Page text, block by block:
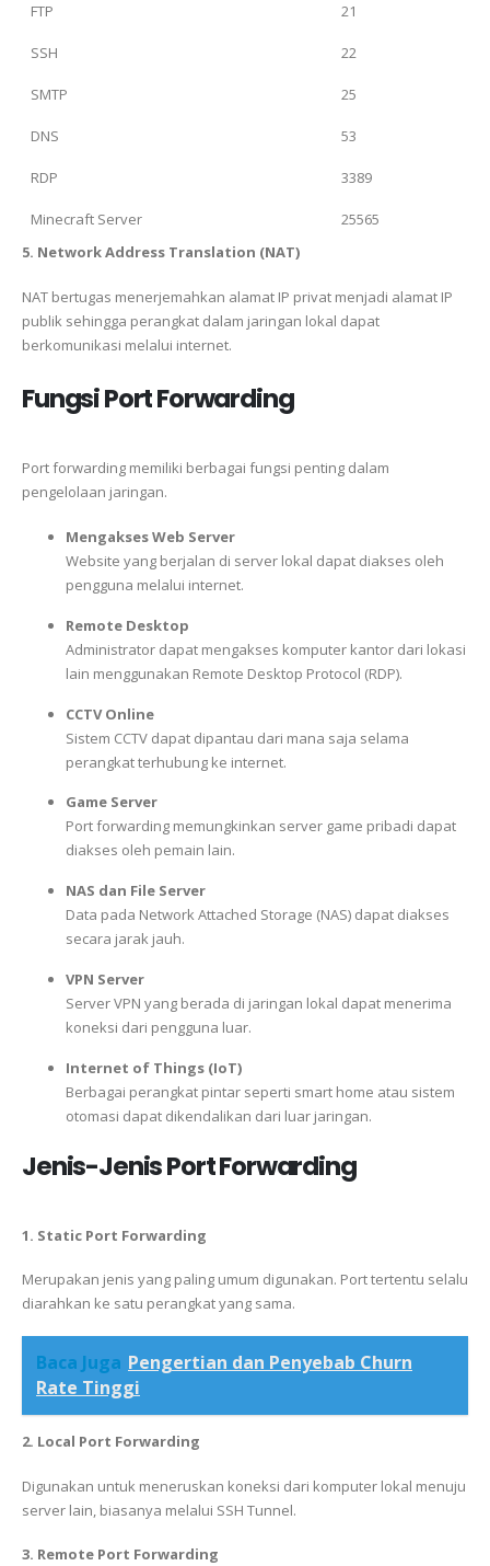
FTP 21
SSH 22
SMTP 25
DNS 53
RDP 3389
Minecraft Server
25565
5. Network Address Translation (NAT)
NAT bertugas menerjemahkan alamat IP privat menjadi alamat IP
publik sehingga perangkat dalam jaringan lokal dapat
berkomunikasi melalui internet.
Fungsi Port Forwarding
Port forwarding memiliki berbagai fungsi penting dalam
pengelolaan jaringan.
Mengakses Web Server
Website yang berjalan di server lokal dapat diakses oleh
pengguna melalui internet.
Remote Desktop
Administrator dapat mengakses komputer kantor dari lokasi
lain menggunakan Remote Desktop Protocol (RDP).
CCTV Online
Sistem CCTV dapat dipantau dari mana saja selama
perangkat terhubung ke internet.
Game Server
Port forwarding memungkinkan server game pribadi dapat
diakses oleh pemain lain.
NAS dan File Server
Data pada Network Attached Storage (NAS) dapat diakses
secara jarak jauh.
VPN Server
Server VPN yang berada di jaringan lokal dapat menerima
koneksi dari pengguna luar.
Internet of Things (IoT)
Berbagai perangkat pintar seperti smart home atau sistem
otomasi dapat dikendalikan dari luar jaringan.
Jenis-Jenis Port Forwarding
1. Static Port Forwarding
Merupakan jenis yang paling umum digunakan. Port tertentu selalu
diarahkan ke satu perangkat yang sama.
Baca Juga Pengertian dan Penyebab Churn
Rate Tinggi
2. Local Port Forwarding
Digunakan untuk meneruskan koneksi dari komputer lokal menuju
server lain, biasanya melalui SSH Tunnel.
3. Remote Port Forwarding